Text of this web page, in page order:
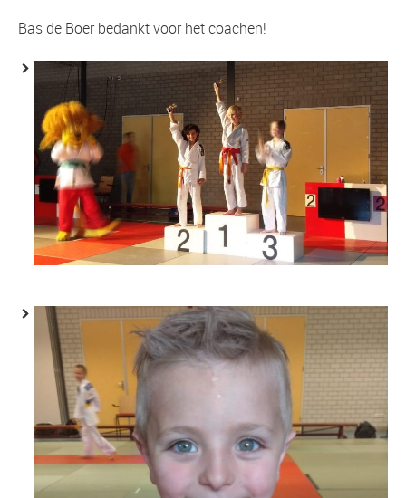
Bas de Boer bedankt voor het coachen!